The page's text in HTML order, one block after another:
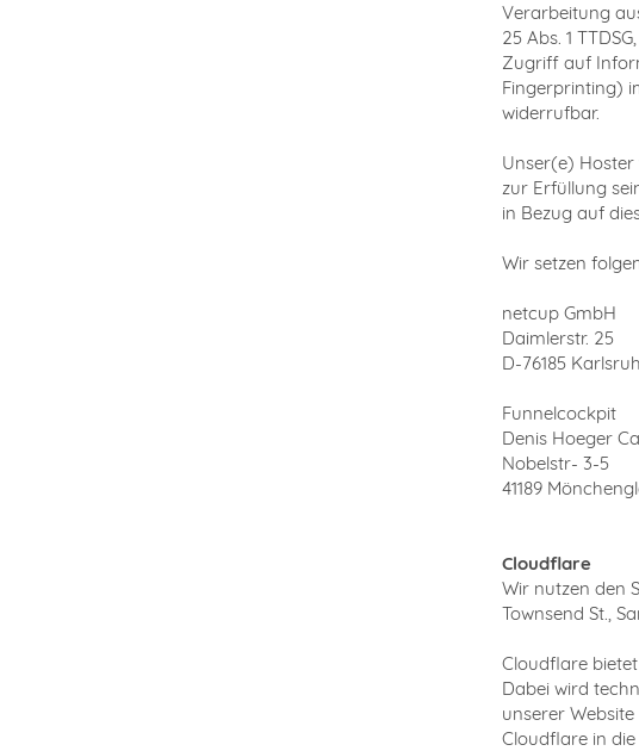
Verarbeitung
25 Abs. 1
Zugriff auf
Fingerprinting)
widerrufbar.
Unser(e)
zur Erfüllung
in Bezug auf
Wir setzen
netcup GmbH
Daimlerstr. 25
D-76185
Funnelcockpit
Denis Hoeger
Nobelstr- 3-5
41189
Cloudflare
Wir nutzen den
Townsend St.,
Cloudflare
Dabei wird
unserer
Cloudflare in